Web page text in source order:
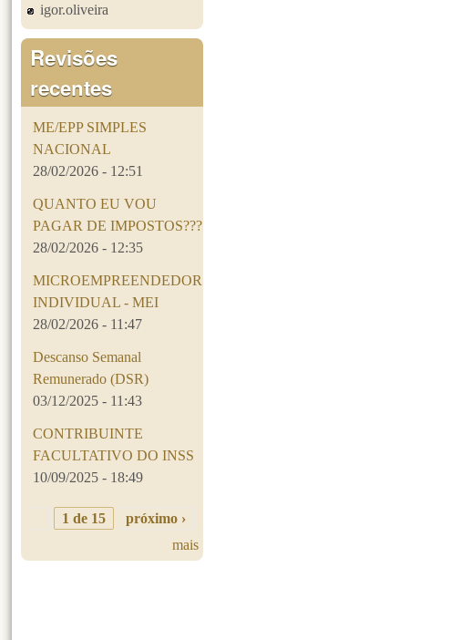
igor.oliveira
Revisões
recentes
ME/EPP SIMPLES
NACIONAL
28/02/2026 - 12:51
QUANTO EU VOU
PAGAR DE IMPOSTOS???
28/02/2026 - 12:35
MICROEMPREENDEDOR
INDIVIDUAL - MEI
28/02/2026 - 11:47
Descanso Semanal
Remunerado (DSR)
03/12/2025 - 11:43
CONTRIBUINTE
FACULTATIVO DO INSS
10/09/2025 - 18:49
1 de 15
próximo ›
mais